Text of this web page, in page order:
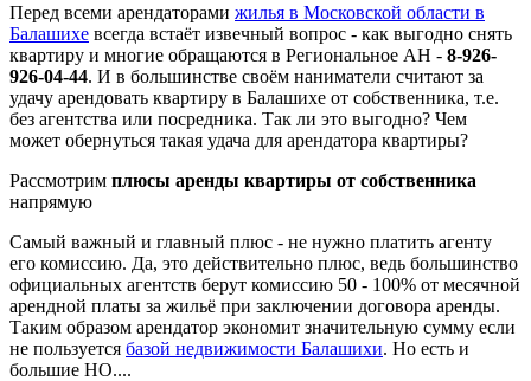
Перед всеми арендаторами жилья в Московской области в
Балашихе всегда встаёт извечный вопрос - как выгодно снять
квартиру и многие обращаются в Региональное АН - 8-926-
926-04-44. И в большинстве своём наниматели считают за
удачу арендовать квартиру в Балашихе от собственника, т.е.
без агентства или посредника. Так ли это выгодно? Чем
может обернуться такая удача для арендатора квартиры?
Рассмотрим плюсы аренды квартиры от собственника
напрямую
Самый важный и главный плюс - не нужно платить агенту
его комиссию. Да, это действительно плюс, ведь большинство
официальных агентств берут комиссию 50 - 100% от месячной
арендной платы за жильё при заключении договора аренды.
Таким образом арендатор экономит значительную сумму если
не пользуется базой недвижимости Балашихи. Но есть и
большие НО....